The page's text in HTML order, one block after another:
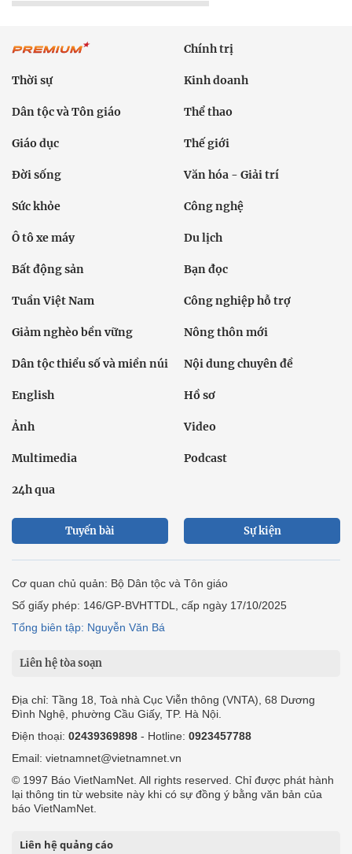
Chính trị
Thời sự Kinh doanh
Dân tộc và Tôn giáo Thể thao
Giáo dục Thế giới
Đời sống Văn hóa - Giải trí
Sức khỏe Công nghệ
Ô tô xe máy Du lịch
Bất động sản Bạn đọc
Tuần Việt Nam Công nghiệp hỗ trợ
Giảm nghèo bền vững Nông thôn mới
Dân tộc thiểu số và miền núi Nội dung chuyên đề
English Hồ sơ
Ảnh Video
Multimedia Podcast
24h qua
Tuyến bài Sự kiện
Cơ quan chủ quản: Bộ Dân tộc và Tôn giáo
Số giấy phép: 146/GP-BVHTTDL, cấp ngày 17/10/2025
Tổng biên tập: Nguyễn Văn Bá
Liên hệ tòa soạn
Địa chỉ: Tầng 18, Toà nhà Cục Viễn thông (VNTA), 68 Dương
Đình Nghệ, phường Cầu Giấy, TP. Hà Nội.
Điện thoại: 02439369898 - Hotline: 0923457788
Email: vietnamnet@vietnamnet.vn
© 1997 Báo VietNamNet. All rights reserved. Chỉ được phát hành
lại thông tin từ website này khi có sự đồng ý bằng văn bản của
báo VietNamNet.
Liên hệ quảng cáo